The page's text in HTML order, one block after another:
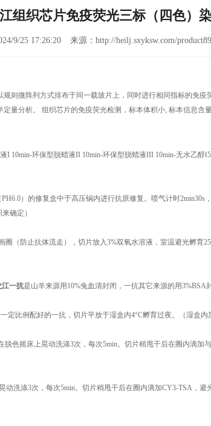
组织芯片免疫荧光三标（四色）
9/25 17:26:20 来源：http://heilj.sxyksw.com/
则微阵列方式排布于同一载玻片上，同时进行相同指标的免
量分析。 组织芯片的免疫荧光检测，标本体积小, 标本信息含
I 10min-环保型脱蜡液II 10min-环保型脱蜡液III 10min-无水乙醇
）的修复盒中于高压锅内进行抗原修复。喷气计时2min30s
确定）
（防止抗体流走），切片放入3%双氧水溶液，室温避光孵育
江一抗是山羊来源用10%兔血清封闭，一抗其它来源的用3%BSA
定比例配好的一抗，切片平放于湿盒内4°C孵育过夜。（湿盒内
脱色摇床上晃动洗涤3次，每次5min。切片稍甩干后在圈内滴加
动洗涤3次，每次5min。切片稍甩干后在圈内滴加CY3-TSA，